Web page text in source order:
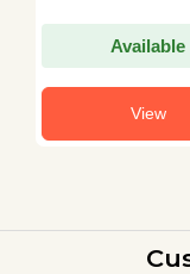
Available
View